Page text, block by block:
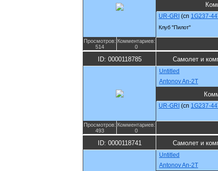
UR-GRI (cn 1G237-44
Клуб "Пилот"
Просмотров:
514
Комментариев:
0
ID: 0000118785 Самолет и
Untitled
Antonov An-2T
UR-GRI (cn 1G237-44
Просмотров:
493
Комментариев:
0
ID: 0000118741 Самолет и
Untitled
Antonov An-2T